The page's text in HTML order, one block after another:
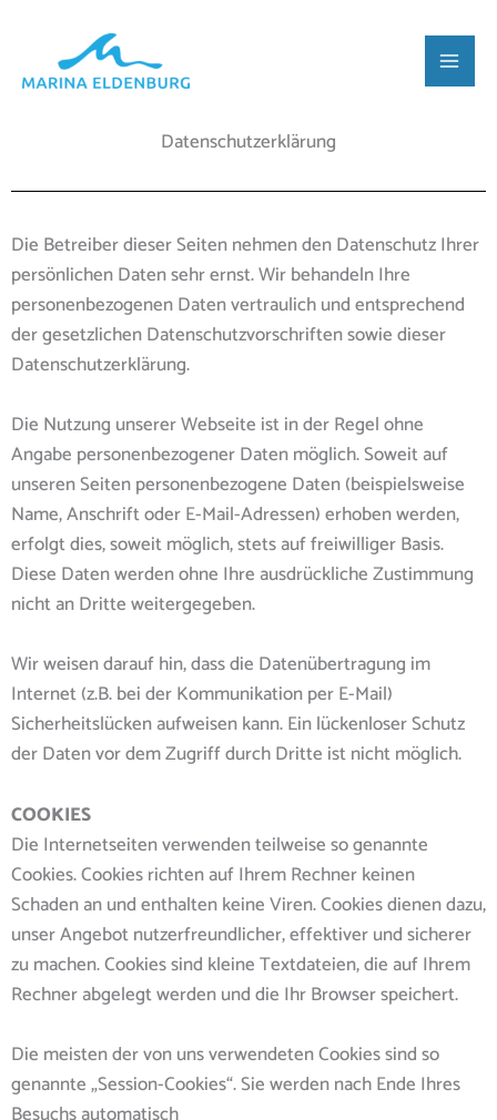
springen
Datenschutzerklärung
Die Betreiber dieser Seiten nehmen den Datenschutz Ihrer
persönlichen Daten sehr ernst. Wir behandeln Ihre
personenbezogenen Daten vertraulich und entsprechend
der gesetzlichen Datenschutzvorschriften sowie dieser
Datenschutzerklärung.
Die Nutzung unserer Webseite ist in der Regel ohne
Angabe personenbezogener Daten möglich. Soweit auf
unseren Seiten personenbezogene Daten (beispielsweise
Name, Anschrift oder E-Mail-Adressen) erhoben werden,
erfolgt dies, soweit möglich, stets auf freiwilliger Basis.
Diese Daten werden ohne Ihre ausdrückliche Zustimmung
nicht an Dritte weitergegeben.
Wir weisen darauf hin, dass die Datenübertragung im
Internet (z.B. bei der Kommunikation per E-Mail)
Sicherheitslücken aufweisen kann. Ein lückenloser Schutz
der Daten vor dem Zugriff durch Dritte ist nicht möglich.
COOKIES
Die Internetseiten verwenden teilweise so genannte
Cookies. Cookies richten auf Ihrem Rechner keinen
Schaden an und enthalten keine Viren. Cookies dienen dazu,
unser Angebot nutzerfreundlicher, effektiver und sicherer
zu machen. Cookies sind kleine Textdateien, die auf Ihrem
Rechner abgelegt werden und die Ihr Browser speichert.
Die meisten der von uns verwendeten Cookies sind so
genannte „Session-Cookies“. Sie werden nach Ende Ihres